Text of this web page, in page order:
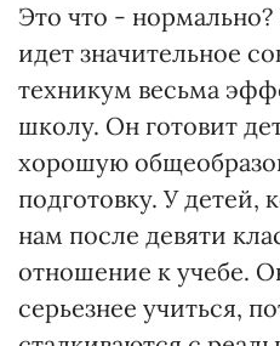
Это что -
идет значительное
техникум весьма
школу. Он готовит
хорошую
подготовку. У детей,
нам после девяти
отношение к учебе.
серьезнее учиться,